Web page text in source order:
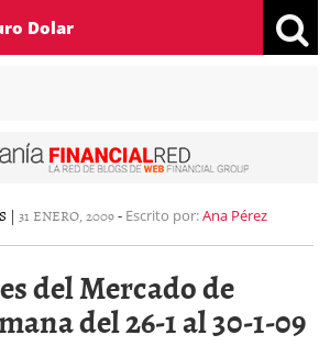
Dolar
| 31 ENERO, 2009- Escrito por:Ana Pérez
del Mercado de
del 26-1 al 30-1-09